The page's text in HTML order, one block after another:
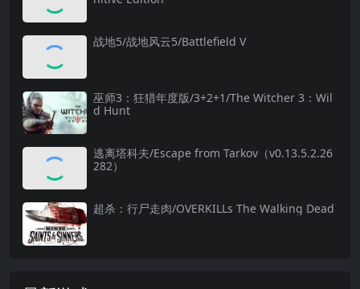
战地5/战地风云5/Battlefield V
巫师3：狂猎年度版/3+2+1/The Witcher 3：Wil
d Hunt
逃离塔科夫/Escape from Tarkov（v0.13.5.2.26
282）
超杀：行尸走肉/OVERKILLs The Walking Dead